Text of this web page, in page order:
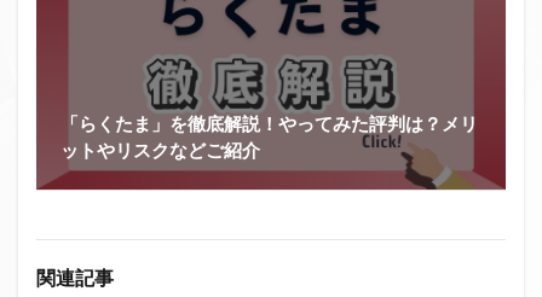
「らくたま」を徹底解説！やってみた評判は？メリ
ットやリスクなどご紹介
関連記事